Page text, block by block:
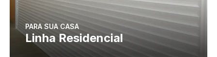
PARA SUA CASA
Linha Residencial